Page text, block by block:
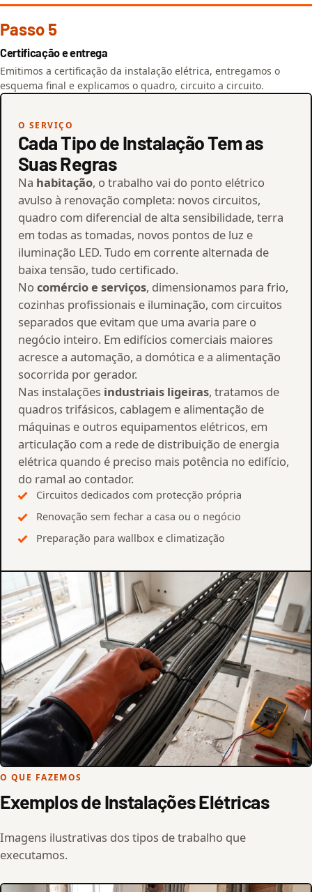
Passo 5
Certificação e entrega
Emitimos a certificação da instalação elétrica, entregamos o
esquema final e explicamos o quadro, circuito a circuito.
O SERVIÇO
Cada Tipo de Instalação Tem as
Suas Regras
Na habitação, o trabalho vai do ponto elétrico
avulso à renovação completa: novos circuitos,
quadro com diferencial de alta sensibilidade, terra
em todas as tomadas, novos pontos de luz e
iluminação LED. Tudo em corrente alternada de
baixa tensão, tudo certificado.
No comércio e serviços, dimensionamos para frio,
cozinhas profissionais e iluminação, com circuitos
separados que evitam que uma avaria pare o
negócio inteiro. Em edifícios comerciais maiores
acresce a automação, a domótica e a alimentação
socorrida por gerador.
Nas instalações industriais ligeiras, tratamos de
quadros trifásicos, cablagem e alimentação de
máquinas e outros equipamentos elétricos, em
articulação com a rede de distribuição de energia
elétrica quando é preciso mais potência no edifício,
do ramal ao contador.
Circuitos dedicados com protecção própria
Renovação sem fechar a casa ou o negócio
Preparação para wallbox e climatização
O QUE FAZEMOS
Exemplos de Instalações Elétricas
Imagens ilustrativas dos tipos de trabalho que
executamos.